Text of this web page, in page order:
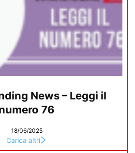
News – Leggi il
76
18/06/2025
Carica altri